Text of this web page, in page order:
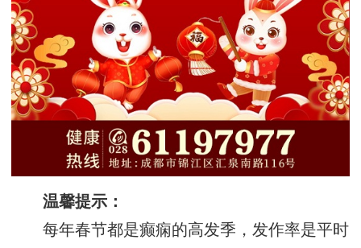
温馨提示：
每年春节都是癫痫的高发季，发作率是平时